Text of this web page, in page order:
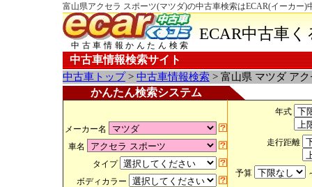
富山県アクセラ スポーツ(マツダ)の中古車検索はECAR(イーカー)
中古車情報かんたん検索
ECAR中古車
中古車情報検索サイト
中古車トップ> 中古車情報検索 > 富山県 マツダ ア
かんたん検索システム
メーカー名
車名
タイプ
ボディカラー
年式
走行距離
予算